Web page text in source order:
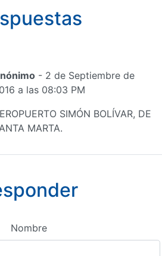
- 2 de Septiembre de
a las 08:03 PM
SIMÓN BOLÍVAR, DE
MARTA.
Nombre